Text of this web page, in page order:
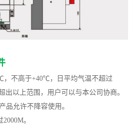
，不高于+40℃，日平均气温不超过
以上范围，用户可以与本公司协商。
品允许不降容使用。
。